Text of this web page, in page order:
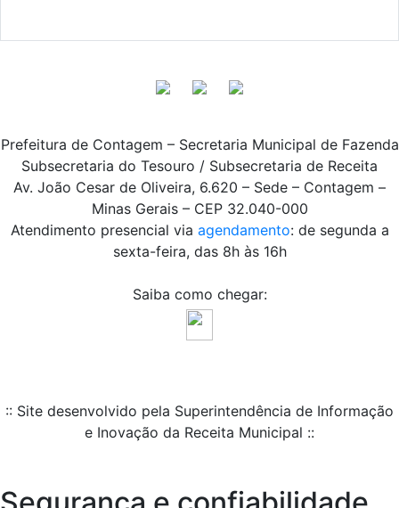
Prefeitura de Contagem – Secretaria Municipal de Fazenda
Subsecretaria do Tesouro / Subsecretaria de Receita
Av. João Cesar de Oliveira, 6.620 – Sede – Contagem –
Minas Gerais – CEP 32.040-000
Atendimento presencial via agendamento: de segunda a
sexta-feira, das 8h às 16h
Saiba como chegar:
:: Site desenvolvido pela Superintendência de Informação
e Inovação da Receita Municipal ::